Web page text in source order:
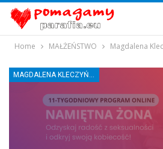
Home MAŁŻEŃSTWO Magdalena
MAGDALENA KLECZYŃSKA